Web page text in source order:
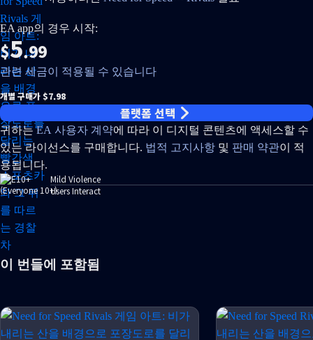
EA app의 경우 시작:
$5.99
관련 세금이 적용될 수 있습니다
개별 구매가 $7.98
플랫폼 선택
귀하는EA 사용자 계약에 따라 이 디지털 콘텐츠에 액세스할 수
있는 라이선스를 구매합니다. 법적 고지사항 및 판매 약관이 적
용됩니다.
Mild Violence
Users Interact
이 번들에 포함됨